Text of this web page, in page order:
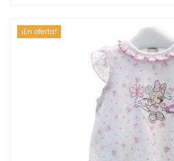
¡En oferta!